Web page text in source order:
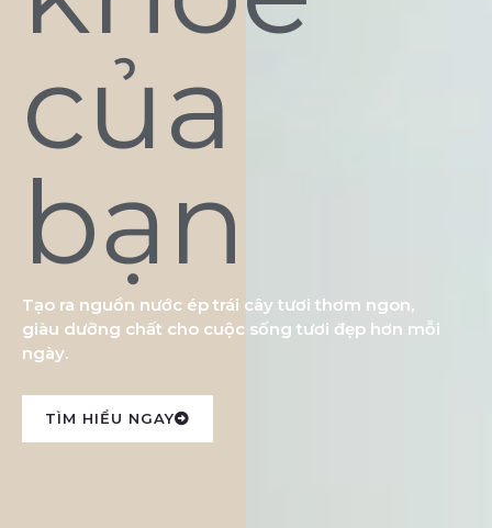
của
bạn
Tạo ra nguồn nước ép trái cây tươi thơm ngon,
giàu dưỡng chất cho cuộc sống tươi đẹp hơn mỗi
ngày.
TÌM HIỂU NGAY